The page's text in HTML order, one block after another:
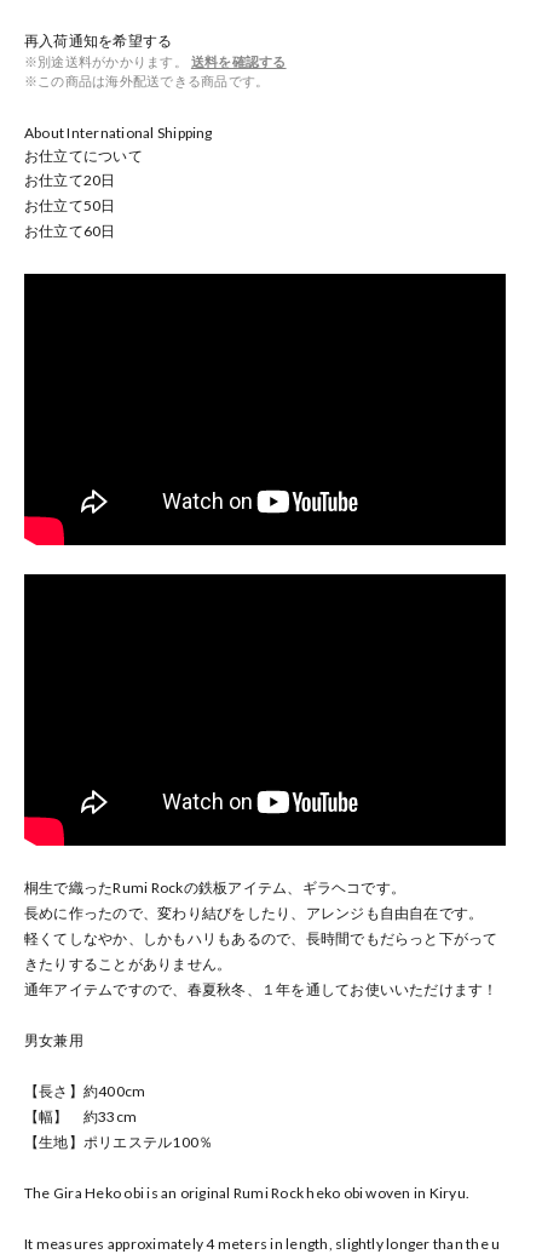
再入荷通知を希望する
※別途送料がかかります。
送料を確認する
※この商品は海外配送できる商品です。
About International Shipping
お仕立てについて
お仕立て20日
お仕立て50日
お仕立て60日
桐生で織ったRumi Rockの鉄板アイテム、ギラヘコです。
長めに作ったので、変わり結びをしたり、アレンジも自由自在です。
軽くてしなやか、しかもハリもあるので、長時間でもだらっと下がって
きたりすることがありません。
通年アイテムですので、春夏秋冬、１年を通してお使いいただけます！
男女兼用
【長さ】約400cm
【幅】 約33cm
【生地】ポリエステル100％
The Gira Heko obi is an original Rumi Rock heko obi woven in Kiryu.
It measures approximately 4 meters in length, slightly longer than the u